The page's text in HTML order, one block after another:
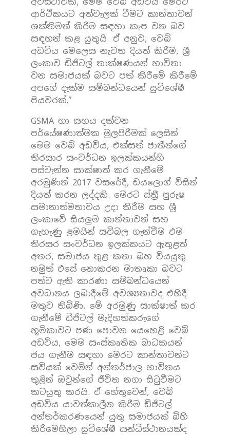
ආර්ථිකයට අත්වැලක් වීමට කාන්තාවන්
ශක්තිමත් කිරීම සඳහා කැප වන බව
සඳහන් කළ යුතුයි. ඒ අනුව, වෙබ්
අඩවිය මෙලෙස නැවත දියත් කිරීම, ශ්‍රී
ලංකාව ඩිජිටල් තාක්ෂණයන් භාවිතා
වන සමාජයක් බවට පත් කිරීමේ කිරීමේ
අපගේ දැක්ම සම්බන්ධයෙන් සුවිශේෂී
පියවරක්.”
GSMA හා සහය දක්වන
පර්යේෂණාත්මක මුලපිරීමක් ලෙසින්
මෙම වෙබ් අඩවිය, එක්සත් ජාතීන්ගේ
තිරසාර සංවර්ධන ඉලක්කයන්හි
පස්වැන්න සාක්ෂාත් කර ගැනීමේ
අරමුණින් 2017 වසරේදී, ඩයලොග් විසින්
දියත් කරන ලද්දකි. මෙරට ස්ත්‍රී පුරුෂ
සමානාත්මතාවය උදා කිරීම සහ ශ්‍රී
ලංකාවේ සියලුම කාන්තාවන් සහ
ගැහැණු ළමයින් සවිබල ගැන්වීම එම
තිරසර සංවර්ධන ඉලක්කයට ඇතුළත්
අතර, සමාජය තුළ කතා බහ වියයුතු
නමුත් එසේ නොකරන මාතෘකා බවට
පත්ව ඇති කාරණා සම්බන්ධයෙන්
අවධානය ලබාදීමේ අවශ්‍යතාවද එහිදී
මතුව තිබිණි. මේ අරමුණු සාක්ෂාත් කර
ගැනීමේ ඩිජිටල් මැදිහත්කරුගේ
භූමිකාවට පණ පොවන යෙහෙළි වෙබ්
අඩවිය, මෙම සංස්කෘතික බාධකයන්
ජය ගැනීම සඳහා මෙරට කාන්තාවන්ට
සවියක් වෙමින් අන්තර්ජාල භාවිතය
තුළින් ඔවුන්ගේ ජීවිත නගා සිටුවීමට
කටයුතු කරයි. ඒ හේතුවෙන්, වෙබ්
අඩවිය යාවත්කාලීන කිරීම ඩිජිටල්
අන්තර්කරණයෙන් යුතු සමාජයක් බිහි
කිරීමෙහිලා සුවිශේෂී සන්ධිස්ථානයක්ද